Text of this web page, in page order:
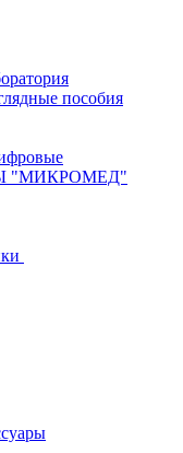
пособия
"МИКРОМЕД"